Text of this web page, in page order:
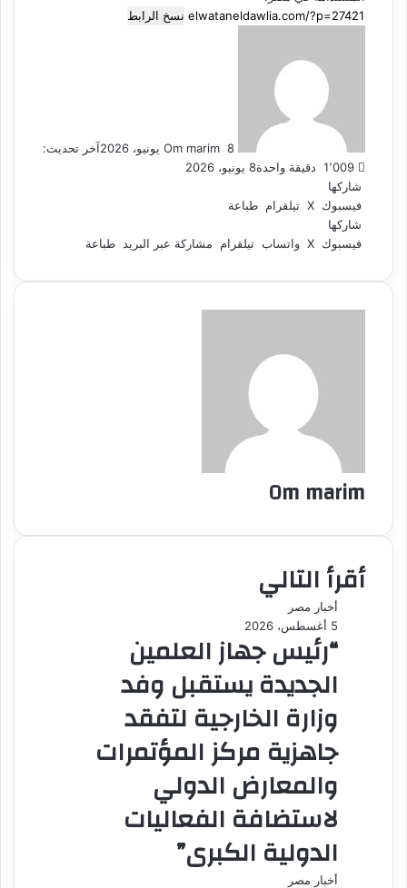
نسخ الرابط
Om marim 8 يونيو، 2026
آخر تحديث:
8 يونيو، 2026دقيقة واحدة
شاركها
فيسبوك ‫X تيلقرام طباعة
شاركها
فيسبوك ‫X واتساب تيلقرام مشاركة عبر البريد طباعة
Om marim
أقرأ التالي
أخبار مصر
5 أغسطس، 2026
“رئيس جهاز العلمين
الجديدة يستقبل وفد
وزارة الخارجية لتفقد
جاهزية مركز المؤتمرات
والمعارض الدولي
لاستضافة الفعاليات
الدولية الكبرى”
أخبار مصر